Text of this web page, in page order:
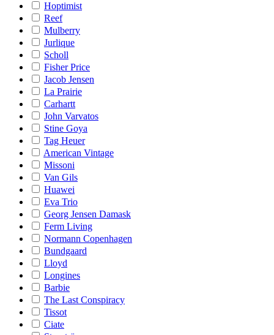
Hoptimist
Reef
Mulberry
Jurlique
Scholl
Fisher Price
Jacob Jensen
La Prairie
Carhartt
John Varvatos
Stine Goya
Tag Heuer
American Vintage
Missoni
Van Gils
Huawei
Eva Trio
Georg Jensen Damask
Ferm Living
Normann Copenhagen
Bundgaard
Lloyd
Longines
Barbie
The Last Conspiracy
Tissot
Ciate